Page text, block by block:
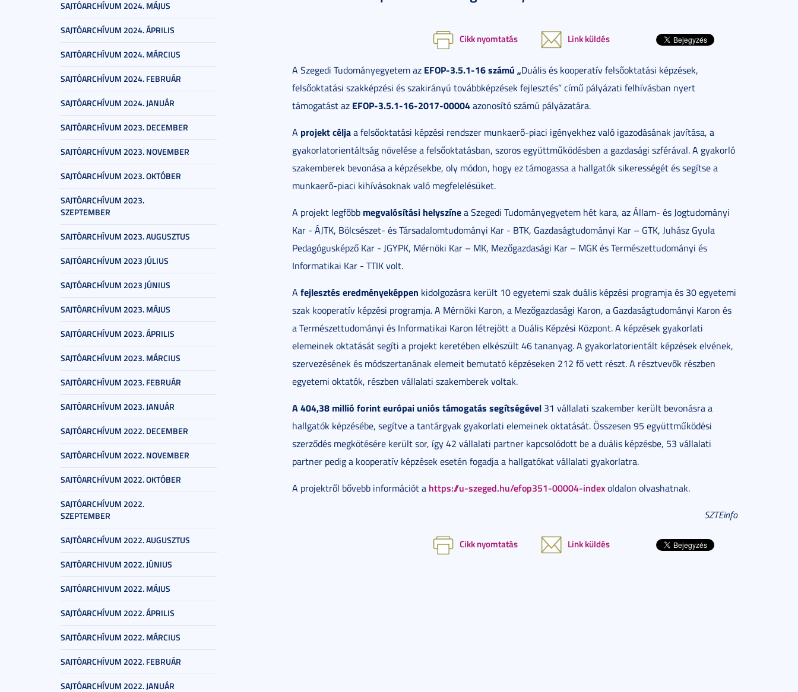
SAJTÓARCHÍVUM 2024. MÁJUS
SAJTÓARCHÍVUM 2024. ÁPRILIS
SAJTÓARCHÍVUM 2024. MÁRCIUS
SAJTÓARCHÍVUM 2024. FEBRUÁR
SAJTÓARCHÍVUM 2024. JANUÁR
SAJTÓARCHÍVUM 2023. DECEMBER
SAJTÓARCHÍVUM 2023. NOVEMBER
SAJTÓARCHÍVUM 2023. OKTÓBER
SAJTÓARCHÍVUM 2023.
SZEPTEMBER
SAJTÓARCHÍVUM 2023. AUGUSZTUS
SAJTÓARCHÍVUM 2023 JÚLIUS
SAJTÓARCHÍVUM 2023 JÚNIUS
SAJTÓARCHÍVUM 2023. MÁJUS
SAJTÓARCHÍVUM 2023. ÁPRILIS
SAJTÓARCHÍVUM 2023. MÁRCIUS
SAJTÓARCHÍVUM 2023. FEBRUÁR
SAJTÓARCHÍVUM 2023. JANUÁR
SAJTÓARCHÍVUM 2022. DECEMBER
SAJTÓARCHÍVUM 2022. NOVEMBER
SAJTÓARCHÍVUM 2022. OKTÓBER
SAJTÓARCHÍVUM 2022.
SZEPTEMBER
SAJTÓARCHÍVUM 2022. AUGUSZTUS
SAJTÓARCHIVUM 2022. JÚNIUS
SAJTÓARCHIVUM 2022. MÁJUS
SAJTÓARCHÍVUM 2022. ÁPRILIS
SAJTÓARCHÍVUM 2022. MÁRCIUS
SAJTÓARCHÍVUM 2022. FEBRUÁR
SAJTÓARCHÍVUM 2022. JANUÁR
Cikk nyomtatás Link küldés
A Szegedi Tudományegyetem az EFOP-3.5.1-16 számú „Duális és kooperatív felsőoktatási képzések,
felsőoktatási szakképzési és szakirányú továbbképzések fejlesztés” című pályázati felhívásban nyert
támogatást az EFOP-3.5.1-16-2017-00004azonosító számú pályázatára.
A projekt céljaa felsőoktatási képzési rendszer munkaerő-piaci igényekhez való igazodásának javítása, a
gyakorlatorientáltság növelése a felsőoktatásban, szoros együttműködésben a gazdasági szférával. A gyakorló
szakemberek bevonása a képzésekbe, oly módon, hogy ez támogassa a hallgatók sikerességét és segítse a
munkaerő-piaci kihívásoknak való megfelelésüket.
A projekt legfőbb megvalósítási helyszínea Szegedi Tudományegyetem hét kara, az Állam- és Jogtudományi
Kar - ÁJTK, Bölcsészet- és Társadalomtudományi Kar - BTK, Gazdaságtudományi Kar – GTK, Juhász Gyula
Pedagógusképző Kar - JGYPK, Mérnöki Kar – MK, Mezőgazdasági Kar – MGK és Természettudományi és
Informatikai Kar - TTIK volt.
A fejlesztés eredményeképpen kidolgozásra került 10 egyetemi szak duális képzési programja és 30 egyetemi
szak kooperatív képzési programja. A Mérnöki Karon, a Mezőgazdasági Karon, a Gazdaságtudományi Karon és
a Természettudományi és Informatikai Karon létrejött a Duális Képzési Központ. A képzések gyakorlati
elemeinek oktatását segíti a projekt keretében elkészült 46 tananyag. A gyakorlatorientált képzések elvének,
szervezésének és módszertanának elemeit bemutató képzéseken 212 fő vett részt. A résztvevők részben
egyetemi oktatók, részben vállalati szakemberek voltak.
A 404,38 millió forint európai uniós támogatás segítségével 31 vállalati szakember került bevonásra a
hallgatók képzésébe, segítve a tantárgyak gyakorlati elemeinek oktatását. Összesen 95 együttműködési
szerződés megkötésére került sor, így 42 vállalati partner kapcsolódott be a duális képzésbe, 53 vállalati
partner pedig a kooperatív képzések esetén fogadja a hallgatókat vállalati gyakorlatra.
A projektről bővebb információt a https://u-szeged.hu/efop351-00004-indexoldalon olvashatnak.
SZTEinfo
Cikk nyomtatás Link küldés